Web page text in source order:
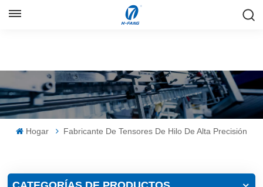
Русский
Español
Hogar Fabricante De Tensores De Hilo De Alta Precisión